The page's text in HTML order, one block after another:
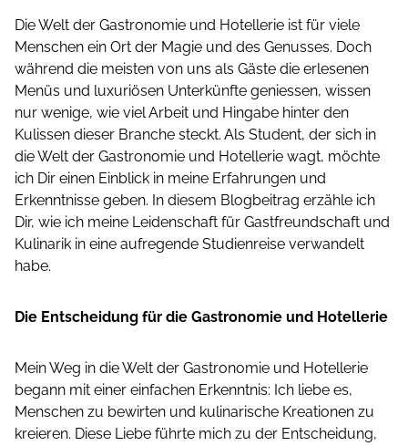
Die Welt der Gastronomie und Hotellerie ist für viele
Menschen ein Ort der Magie und des Genusses. Doch
während die meisten von uns als Gäste die erlesenen
Menüs und luxuriösen Unterkünfte geniessen, wissen
nur wenige, wie viel Arbeit und Hingabe hinter den
Kulissen dieser Branche steckt. Als Student, der sich in
die Welt der Gastronomie und Hotellerie wagt, möchte
ich Dir einen Einblick in meine Erfahrungen und
Erkenntnisse geben. In diesem Blogbeitrag erzähle ich
Dir, wie ich meine Leidenschaft für Gastfreundschaft und
Kulinarik in eine aufregende Studienreise verwandelt
habe.
Die Entscheidung für die Gastronomie und Hotellerie
Mein Weg in die Welt der Gastronomie und Hotellerie
begann mit einer einfachen Erkenntnis: Ich liebe es,
Menschen zu bewirten und kulinarische Kreationen zu
kreieren. Diese Liebe führte mich zu der Entscheidung,